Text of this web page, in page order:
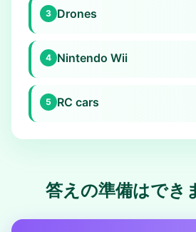
3 Drones
4 Nintendo Wii
5 RC cars
答えの準備はでき